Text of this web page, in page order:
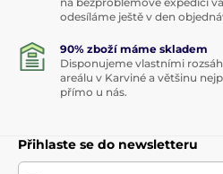
odesíláme ještě v den
90% zboží máme skladem
Disponujeme vlastními
areálu v Karviné a většinu
přímo u nás.
Přihlaste se do newsletteru